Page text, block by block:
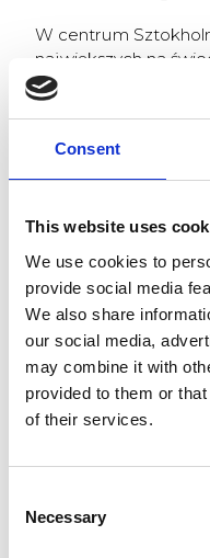
Consent
This website uses
We use cookies to
provide social media
We also share
our social media,
may combine it with
provided to them or
of their services.
Selection
Necessary
W centrum
największych na
biomasą. Zakład
Exergi wytwarza
zapotrzebowanie
gospodarstw
z biomasy. Ogromne
miejsce statkami,
Z reguły
jeden pociąg z
składa się z
kontenerów z
Wcześniej
ustawiać podnośnik
biomasowego, aby
zakład znajduje się
pracowite miesiące